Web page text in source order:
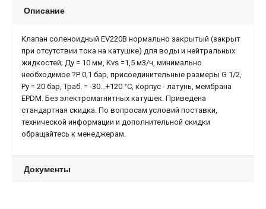
Описание
Клапан соленоидный EV220B нормально закрытый (закрыт
при отсутствии тока на катушке) для воды и нейтральных
жидкостей; Ду = 10 мм, Kvs =1,5 м3/ч, минимально
необходимое ?Р 0,1 бар, присоединительные размеры G 1/2,
Ру = 20 бар, Траб. = -30...+120 °С, корпус - латунь, мембрана
EPDM. Без электромагнитных катушек. Приведена
стандартная скидка. По вопросам условий поставки,
технической информации и дополнительной скидки
обращайтесь к менеджерам.
Документы